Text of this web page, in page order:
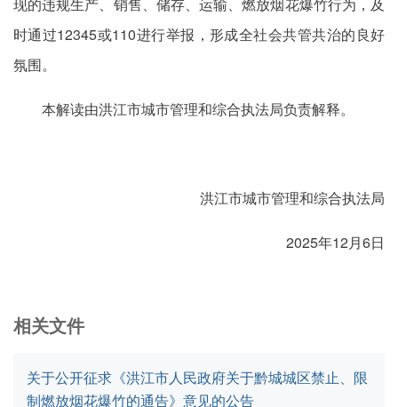
时通过12345或110进行举报，形成全社会共管共治的良好
氛围。
本解读由洪江市城市管理和综合执法局负责解释。
洪江市城市管理和综合执法局
2025年12月6日
相关文件
关于公开征求《洪江市人民政府关于黔城城区禁止、限
制燃放烟花爆竹的通告》意见的公告